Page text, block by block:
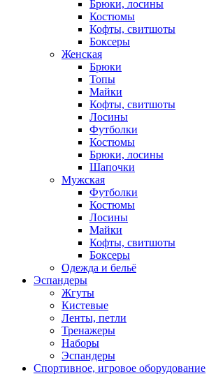
Брюки, лосины
Костюмы
Кофты, свитшоты
Боксеры
Женская
Брюки
Топы
Майки
Кофты, свитшоты
Лосины
Футболки
Костюмы
Брюки, лосины
Шапочки
Мужская
Футболки
Костюмы
Лосины
Майки
Кофты, свитшоты
Боксеры
Одежда и бельё
Эспандеры
Жгуты
Кистевые
Ленты, петли
Тренажеры
Наборы
Эспандеры
Спортивное, игровое оборудование